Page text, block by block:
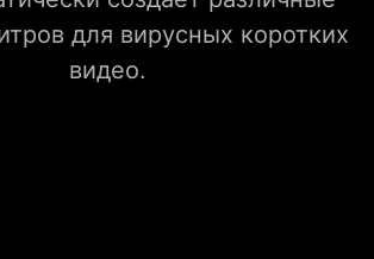
для вирусных коротких
видео.